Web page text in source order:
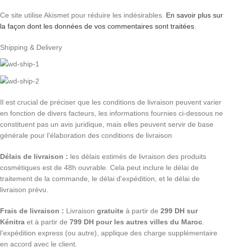
Ce site utilise Akismet pour réduire les indésirables. En savoir plus sur
la façon dont les données de vos commentaires sont traitées
Shipping & Delivery
Il est crucial de préciser que les conditions de livraison peuvent varier
en fonction de divers facteurs, les informations fournies ci-dessous ne
constituent pas un avis juridique, mais elles peuvent servir de base
générale pour l'élaboration des conditions de livraison
Délais de livraison : les délais estimés de livraison des produits
cosmétiques est de 48h ouvrable. Cela peut inclure le délai de
traitement de la commande, le délai d'expédition, et le délai de
livraison prévu.
Frais de livraison : Livraison gratuite à partir de 299 DH sur
Kénitra et à partir de 799 DH pour les autres villes du Maroc
l’expédition express (ou autre), applique des charge supplémentaire
en accord avec le client.